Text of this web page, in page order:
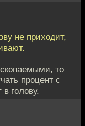
не приходит,
то
процент с
голову.